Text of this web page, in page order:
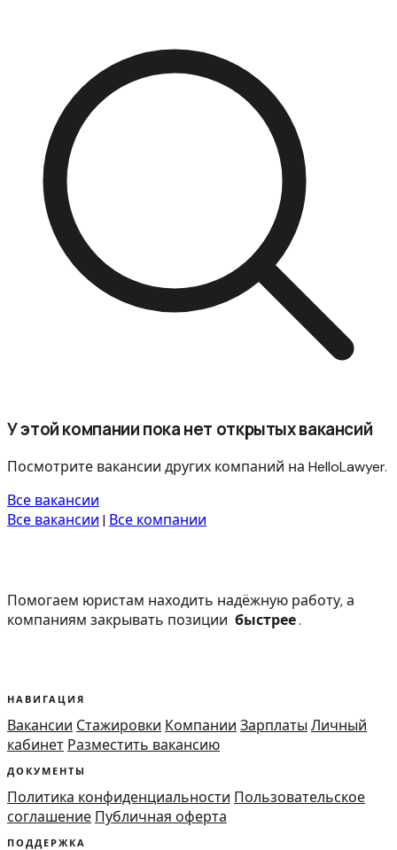
У этой компании пока нет открытых вакансий
Посмотрите вакансии других компаний на HelloLawyer.
Все вакансии
Все вакансии | Все компании
Помогаем юристам находить надёжную работу, а
компаниям закрывать позиции быстрее.
НАВИГАЦИЯ
Вакансии Стажировки Компании Зарплаты Личный
кабинет Разместить вакансию
ДОКУМЕНТЫ
Политика конфиденциальности Пользовательское
соглашение Публичная оферта
ПОДДЕРЖКА